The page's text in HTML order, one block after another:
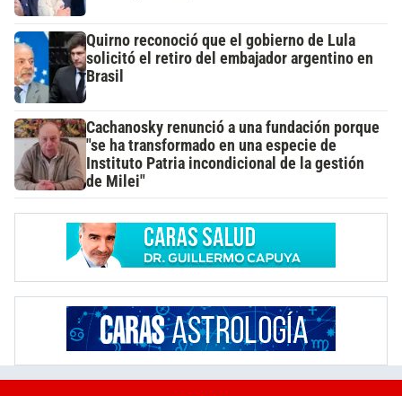
Quirno reconoció que el gobierno de Lula
solicitó el retiro del embajador argentino en
Brasil
Cachanosky renunció a una fundación porque
"se ha transformado en una especie de
Instituto Patria incondicional de la gestión
de Milei"